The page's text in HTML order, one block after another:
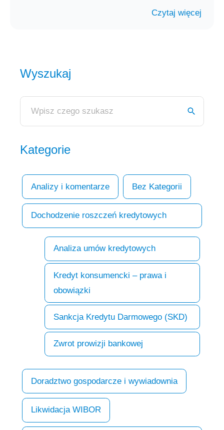
Czytaj więcej
Wyszukaj
Kategorie
Analizy i komentarze Bez Kategorii
Dochodzenie roszczeń kredytowych
Analiza umów kredytowych
Kredyt konsumencki – prawa i
obowiązki
Sankcja Kredytu Darmowego (SKD)
Zwrot prowizji bankowej
Doradztwo gospodarcze i wywiadownia
Likwidacja WIBOR